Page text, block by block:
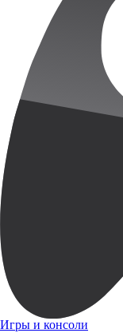
Игры и консоли